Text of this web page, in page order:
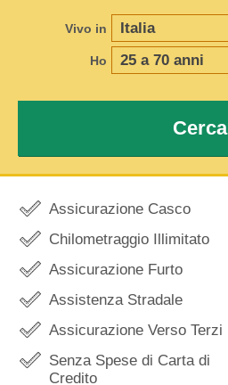
Vivo in
Ho
Cerca
Assicurazione Casco
Chilometraggio Illimitato
Assicurazione Furto
Assistenza Stradale
Assicurazione Verso Terzi
Senza Spese di Carta di
Credito